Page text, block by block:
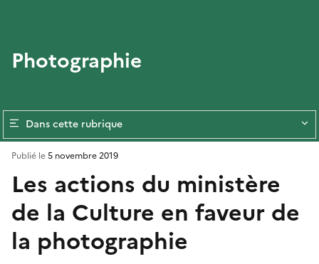
Photographie
Dans cette rubrique
Les actions du ministère
de la Culture en faveur de
la photographie
Publié le5 novembre 2019